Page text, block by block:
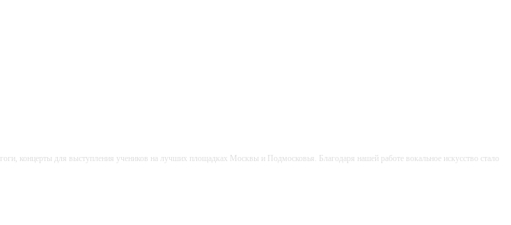
концерты для выступления учеников на лучших площадках Москвы и Подмосковья. Благодаря нашей работе вокальное искусство стало